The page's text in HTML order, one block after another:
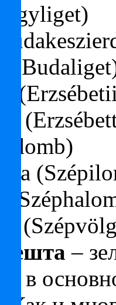
–
в